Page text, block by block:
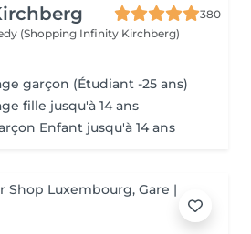
380
(Shopping Infinity Kirchberg)
garçon (Étudiant -25 ans)
fille jusqu'à 14 ans
Enfant jusqu'à 14 ans